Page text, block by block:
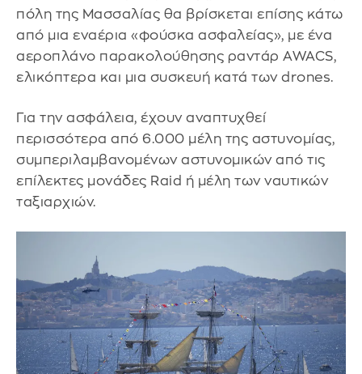
πόλη της Μασσαλίας θα βρίσκεται επίσης κάτω
από μια εναέρια «φούσκα ασφαλείας», με ένα
αεροπλάνο παρακολούθησης ραντάρ AWACS,
ελικόπτερα και μια συσκευή κατά των drones.
Για την ασφάλεια, έχουν αναπτυχθεί
περισσότερα από 6.000 μέλη της αστυνομίας,
συμπεριλαμβανομένων αστυνομικών από τις
επίλεκτες μονάδες Raid ή μέλη των ναυτικών
ταξιαρχιών.